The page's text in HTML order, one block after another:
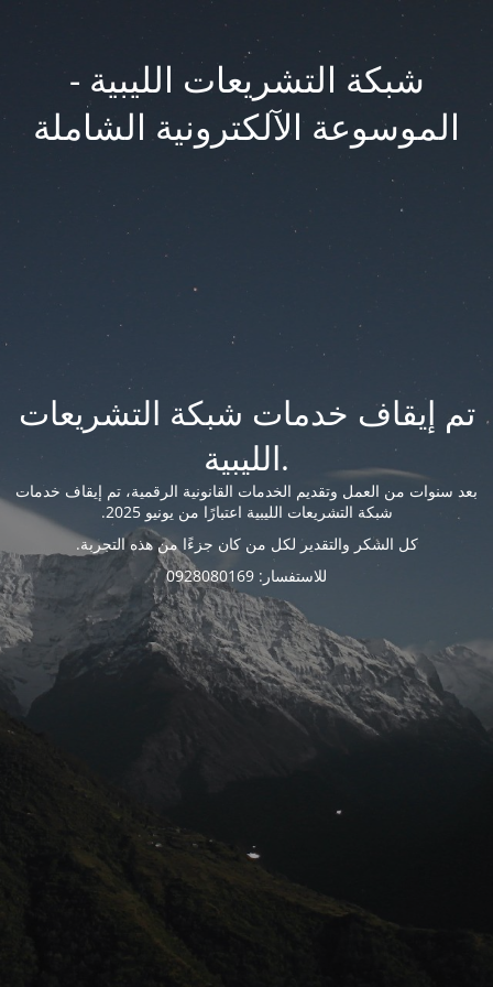
شبكة التشريعات الليبية -
الموسوعة الآلكترونية الشاملة
تم إيقاف خدمات شبكة التشريعات
الليبية.
بعد سنوات من العمل وتقديم الخدمات القانونية الرقمية، تم إيقاف خدمات
شبكة التشريعات الليبية اعتبارًا من يونيو 2025.
كل الشكر والتقدير لكل من كان جزءًا من هذه التجربة.
للاستفسار: 0928080169